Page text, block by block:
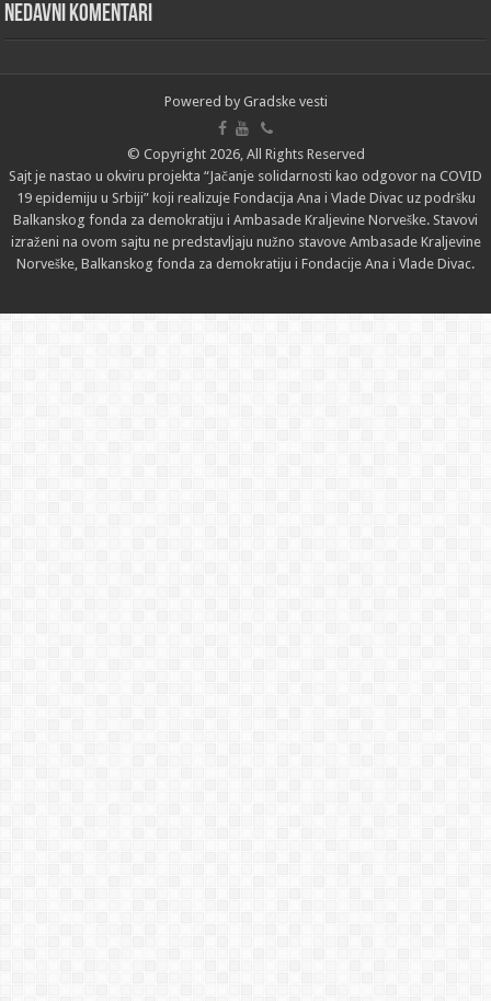
Nedavni komentari
Powered by Gradske vesti
© Copyright 2026, All Rights Reserved
Sajt je nastao u okviru projekta “Jačanje solidarnosti kao odgovor na COVID
19 epidemiju u Srbiji” koji realizuje Fondacija Ana i Vlade Divac uz podršku
Balkanskog fonda za demokratiju i Ambasade Kraljevine Norveške. Stavovi
izraženi na ovom sajtu ne predstavljaju nužno stavove Ambasade Kraljevine
Norveške, Balkanskog fonda za demokratiju i Fondacije Ana i Vlade Divac.